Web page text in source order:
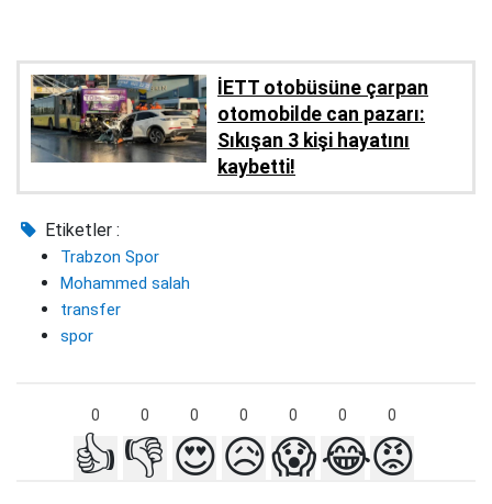
İETT otobüsüne çarpan
otomobilde can pazarı:
Sıkışan 3 kişi hayatını
kaybetti!
Etiketler :
Trabzon Spor
Mohammed salah
transfer
spor
0 0 0 0 0 0 0
👍 👎 😍😥😱😂😡